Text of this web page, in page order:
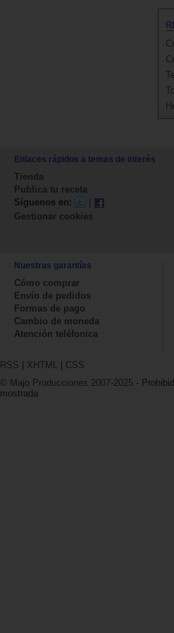
Enlaces rápidos a temas de interés
Tienda
Publica tu receta
Síguenos en:
Gestionar cookies
Nuestras garantías
Cómo comprar
Envío de pedidos
Formas de pago
Cambio de moneda
Atención teléfonica
RSS XHTML CSS
© Majo Producciones 2007-2025 -
mostrada